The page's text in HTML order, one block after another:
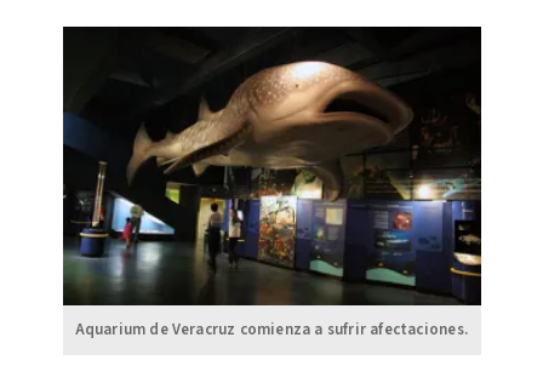
Aquarium de Veracruz comienza a sufrir afectaciones.